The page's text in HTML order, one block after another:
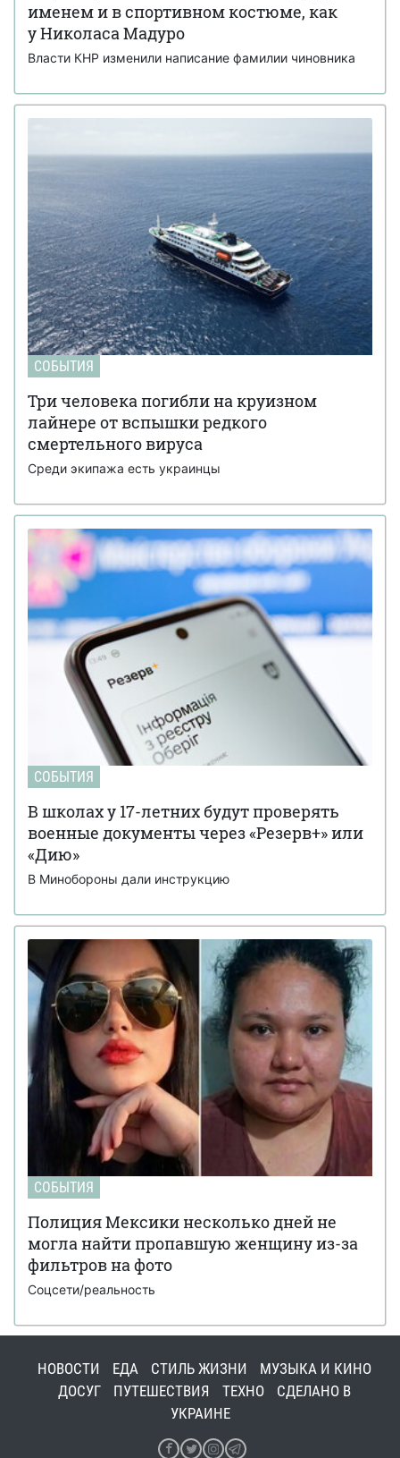
именем и в спортивном костюме, как
у Николаса Мадуро
Власти КНР изменили написание фамилии чиновника
СОБЫТИЯ
Три человека погибли на круизном
лайнере от вспышки редкого
смертельного вируса
Среди экипажа есть украинцы
СОБЫТИЯ
В школах у 17-летних будут проверять
военные документы через «Резерв+» или
«Дию»
В Минобороны дали инструкцию
СОБЫТИЯ
Полиция Мексики несколько дней не
могла найти пропавшую женщину из-за
фильтров на фото
Соцсети/реальность
НОВОСТИ ЕДА СТИЛЬ ЖИЗНИ
МУЗЫКА И КИНО
ДОСУГ
ПУТЕШЕСТВИЯ ТЕХНО
СДЕЛАНО В
УКРАИНЕ